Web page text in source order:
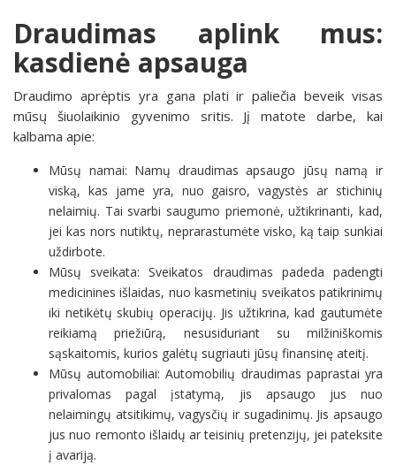
Draudimas aplink mus:
kasdienė apsauga
Draudimo aprėptis yra gana plati ir paliečia beveik visas
mūsų šiuolaikinio gyvenimo sritis. Jį matote darbe, kai
kalbama apie:
Mūsų namai: Namų draudimas apsaugo jūsų namą ir
viską, kas jame yra, nuo gaisro, vagystės ar stichinių
nelaimių. Tai svarbi saugumo priemonė, užtikrinanti, kad,
jei kas nors nutiktų, neprarastumėte visko, ką taip sunkiai
uždirbote.
Mūsų sveikata: Sveikatos draudimas padeda padengti
medicinines išlaidas, nuo kasmetinių sveikatos patikrinimų
iki netikėtų skubių operacijų. Jis užtikrina, kad gautumėte
reikiamą priežiūrą, nesusiduriant su milžiniškomis
sąskaitomis, kurios galėtų sugriauti jūsų finansinę ateitį.
Mūsų automobiliai: Automobilių draudimas paprastai yra
privalomas pagal įstatymą, jis apsaugo jus nuo
nelaimingų atsitikimų, vagysčių ir sugadinimų. Jis apsaugo
jus nuo remonto išlaidų ar teisinių pretenzijų, jei pateksite
į avariją.